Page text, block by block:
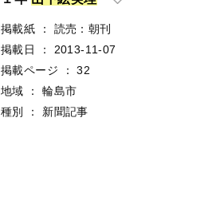
掲載紙 ：
読売：朝刊
掲載日
：
2013-11-07
掲載ページ
：
32
地域
：
輪島市
種別
： 新聞記事